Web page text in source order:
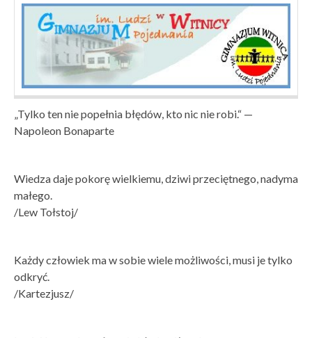
„Tylko ten nie popełnia błędów, kto nic nie robi.“ —
Napoleon Bonaparte
Wiedza daje pokorę wielkiemu, dziwi przeciętnego, nadyma
małego.
/Lew Tołstoj/
Każdy człowiek ma w sobie wiele możliwości, musi je tylko
odkryć.
/Kartezjusz/